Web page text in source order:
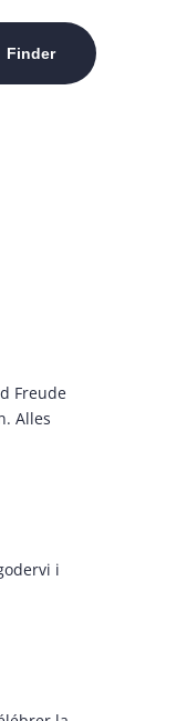
Finder
Freude
Alles
i